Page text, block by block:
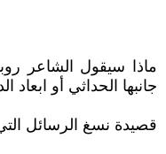
ماذا سيقول الشاعر
جانبها الحداثي أو ابعاد
قصيدة نسغ الرسائل